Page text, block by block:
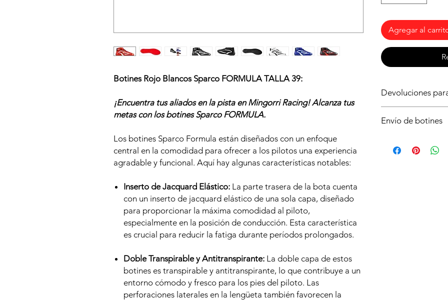
Botines Rojo Blancos Sparco FORMULA TALLA 39:
¡Encuentra tus aliados en la pista en Mingorri Racing! Alcanza tus
metas con los botines Sparco FORMULA.
Los botines Sparco Formula están diseñados con un enfoque
central en la comodidad para ofrecer a los pilotos una experiencia
agradable y funcional. Aquí hay algunas características notables:
Inserto de Jacquard Elástico: La parte trasera de la bota cuenta
con un inserto de jacquard elástico de una sola capa, diseñado
para proporcionar la máxima comodidad al piloto,
especialmente en la posición de conducción. Esta característica
es crucial para reducir la fatiga durante períodos prolongados.
Doble Transpirable y Antitranspirante: La doble capa de estos
botines es transpirable y antitranspirante, lo que contribuye a un
entorno cómodo y fresco para los pies del piloto. Las
perforaciones laterales en la lengüeta también favorecen la
Agregar al
Devoluciones
tu vehículo, si tienes
a cargos de los
Envío de botines
stock. Consúltanos